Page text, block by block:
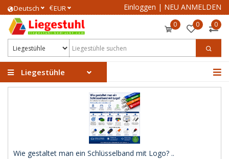
Deutsch €EUR Einloggen | NEU ANMELDEN
0 0 0
Liegestühle
Wie gestaltet man ein Schlüsselband mit Logo? ..